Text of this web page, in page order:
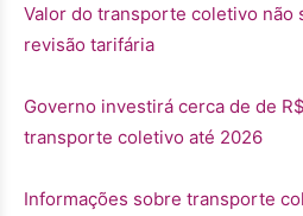
Valor do transporte coletivo não
revisão tarifária
Governo investirá cerca de de
transporte coletivo até 2026
Informações sobre transporte